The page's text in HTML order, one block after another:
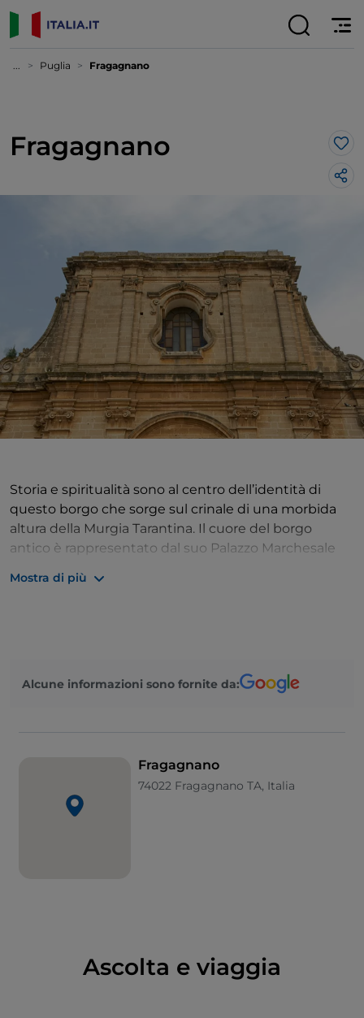
... Puglia Fragagnano
Fragagnano
Storia e spiritualità sono al centro dell’identità di
questo borgo che sorge sul crinale di una morbida
altura della Murgia Tarantina. Il cuore del borgo
antico è rappresentato dal suo Palazzo Marchesale
paura di un attacco da parte dei Turchi, il marchese
appena fuori dal borgo si trova la Cappella della
Mostra di più
Alcune informazioni sono fornite da:
Fragagnano
74022 Fragagnano TA, Italia
Ascolta e viaggia